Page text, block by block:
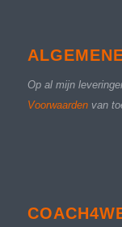
Op al mijn
Voorwaardenvan